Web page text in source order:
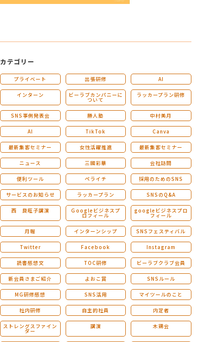
カテゴリー
プライベート 出張研修 AI
インターン ビーラブカンパニーに
ついて
ラッカープラン研修
SNS事例発表会 勝人塾 中村美月
AI TikTok Canva
最新集客セミナー 女性活躍推進 最新集客セミナー
ニュース 三國彩華 会社訪問
便利ツール ペライチ 採用のためのSNS
サービスのお知らせ ラッカープラン SNSのQ&A
西 良旺子講演 Ｇoogleビジネスプ
ロフィール
googleビジネスプロ
フィール
月報 インターンシップ SNSフェスティバル
Twitter Facebook Instagram
読書感想文 TOC研修 ビーラブクラブ会員
新会員さまご紹介 よおこ賞 SNSルール
MG研修感想 SNS活用 マイツールのこと
社内研修 自主的社員 内定者
ストレングスファイン
ダー
講演 木鶏会